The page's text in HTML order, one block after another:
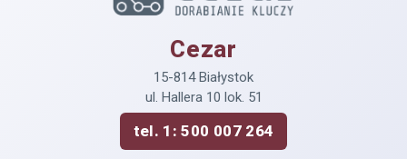
Cezar
15-814 Białystok
ul. Hallera 10 lok. 51
tel. 1: 500 007 264